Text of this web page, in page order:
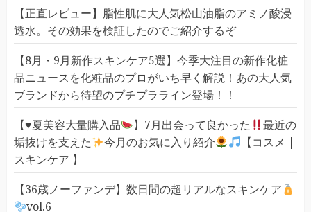
【正直レビュー】脂性肌に大人気松山油脂のアミノ酸浸
透水。その効果を検証したのでご紹介するぞ
【8月・9月新作スキンケア5選】今季大注目の新作化粧
品ニュースを化粧品のプロがいち早く解説！あの大人気
ブランドから待望のプチプラライン登場！！
【♥️夏美容大量購入品 】7月出会って良かった
最近の
垢抜けを支えた
今月のお気に入り紹介
【コスメ |
スキンケア 】
【36歳ノーファンデ】数日間の超リアルなスキンケア
vol.6